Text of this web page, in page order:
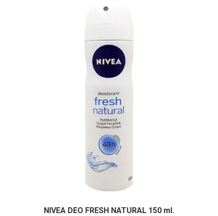
NIVEA DEO FRESH NATURAL 150 ml.